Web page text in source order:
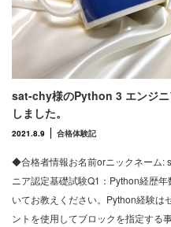
sat-chy様のPython 3 エンジニ
しました。
2021.8.9 合格体験記
◆合格者情報お名前orニックネーム:
ニア認定基礎試験Q1：Python経歴
いてお教えください。Python経験は
ントを使用してブロックを指定する